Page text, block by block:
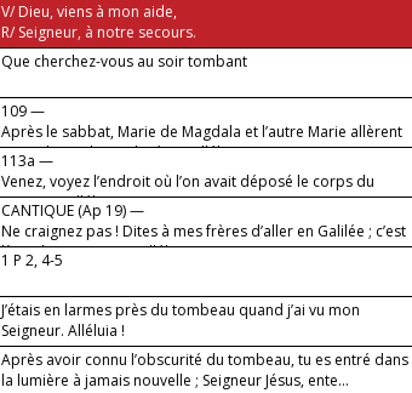
V/ Dieu, viens à mon aide,
R/ Seigneur, à notre secours.
...
Que cherchez-vous au soir tombant
109 —
Après le sabbat, Marie de Magdala et l’autre Marie allèrent
visiter le tombeau de Jésus, alléluia !
113a —
Venez, voyez l’endroit où l’on avait déposé le corps du
Seigneur, alléluia !
CANTIQUE (Ap 19) —
Ne craignez pas ! Dites à mes frères d’aller en Galilée ; c’est
là qu’ils me verront. Alléluia !
1 P 2, 4-5
J’étais en larmes près du tombeau quand j’ai vu mon
Seigneur. Alléluia !
Après avoir connu l’obscurité du tombeau, tu es entré dans
la lumière à jamais nouvelle ; Seigneur Jésus, ente...